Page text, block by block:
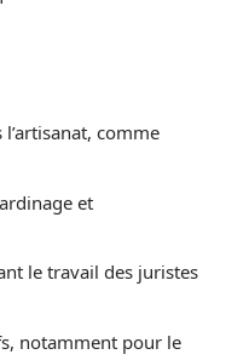
comme
et
le travail des juristes
notamment pour le